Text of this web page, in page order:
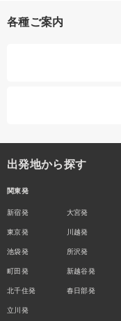
各種ご案内
出発地から探す
関東発
新宿発
東京発
池袋発
町田発
北千住発
立川発
大宮発
川越発
所沢発
新越谷発
春日部発